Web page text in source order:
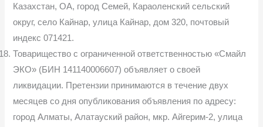
Казахстан, ОΑ, город Семей, Караоленский сельский
округ, село Кайнар, улица Кайнар, дом 320, почтовый
индекс 071421.
Товарищество с ограниченной ответственностью «Смайл
ЭКО» (БИН 141140006607) объявляет о своей
ликвидации. Претензии принимаются в течение двух
месяцев со дня опубликования объявления по адресу:
город Алматы, Алатауский район, мкр. Айгерим-2, улица